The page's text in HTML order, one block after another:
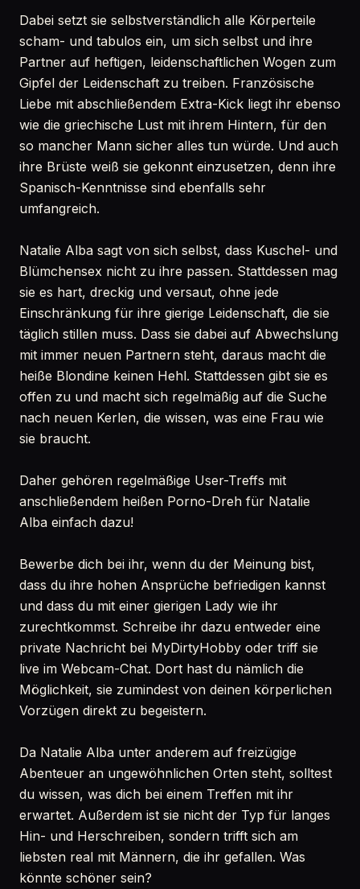
Dabei setzt sie selbstverständlich alle Körperteile
scham- und tabulos ein, um sich selbst und ihre
Partner auf heftigen, leidenschaftlichen Wogen zum
Gipfel der Leidenschaft zu treiben. Französische
Liebe mit abschließendem Extra-Kick liegt ihr ebenso
wie die griechische Lust mit ihrem Hintern, für den
so mancher Mann sicher alles tun würde. Und auch
ihre Brüste weiß sie gekonnt einzusetzen, denn ihre
Spanisch-Kenntnisse sind ebenfalls sehr
umfangreich.
Natalie Alba sagt von sich selbst, dass Kuschel- und
Blümchensex nicht zu ihre passen. Stattdessen mag
sie es hart, dreckig und versaut, ohne jede
Einschränkung für ihre gierige Leidenschaft, die sie
täglich stillen muss. Dass sie dabei auf Abwechslung
mit immer neuen Partnern steht, daraus macht die
heiße Blondine keinen Hehl. Stattdessen gibt sie es
offen zu und macht sich regelmäßig auf die Suche
nach neuen Kerlen, die wissen, was eine Frau wie
sie braucht.
Daher gehören regelmäßige User-Treffs mit
anschließendem heißen Porno-Dreh für Natalie
Alba einfach dazu!
Bewerbe dich bei ihr, wenn du der Meinung bist,
dass du ihre hohen Ansprüche befriedigen kannst
und dass du mit einer gierigen Lady wie ihr
zurechtkommst. Schreibe ihr dazu entweder eine
private Nachricht bei MyDirtyHobby oder triff sie
live im Webcam-Chat. Dort hast du nämlich die
Möglichkeit, sie zumindest von deinen körperlichen
Vorzügen direkt zu begeistern.
Da Natalie Alba unter anderem auf freizügige
Abenteuer an ungewöhnlichen Orten steht, solltest
du wissen, was dich bei einem Treffen mit ihr
erwartet. Außerdem ist sie nicht der Typ für langes
Hin- und Herschreiben, sondern trifft sich am
liebsten real mit Männern, die ihr gefallen. Was
könnte schöner sein?